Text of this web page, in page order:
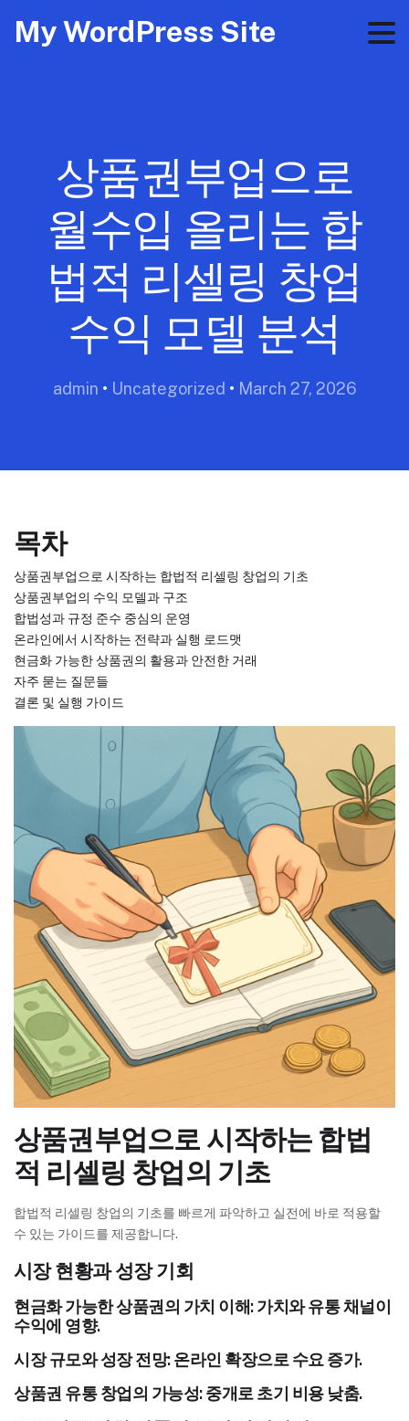
My WordPress Site
상품권부업으로
월수입 올리는 합
법적 리셀링 창업
수익 모델 분석
admin • Uncategorized • March 27, 2026
목차
상품권부업으로 시작하는 합법적 리셀링 창업의 기초
상품권부업의 수익 모델과 구조
합법성과 규정 준수 중심의 운영
온라인에서 시작하는 전략과 실행 로드맷
현금화 가능한 상품권의 활용과 안전한 거래
자주 묻는 질문들
결론 및 실행 가이드
상품권부업으로 시작하는 합법
적 리셀링 창업의 기초
합법적 리셀링 창업의 기초를 빠르게 파악하고 실전에 바로 적용할
수 있는 가이드를 제공합니다.
시장 현황과 성장 기회
현금화 가능한 상품권의 가치 이해: 가치와 유통 채널이
수익에 영향.
시장 규모와 성장 전망: 온라인 확장으로 수요 증가.
상품권 유통 창업의 가능성: 중개로 초기 비용 낮춤.